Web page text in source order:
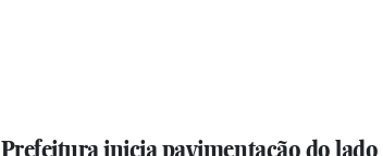
Prefeitura inicia pavimentação do lado